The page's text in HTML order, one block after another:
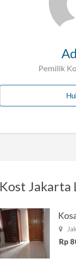
Pemilik
Kost Jakarta
Rp